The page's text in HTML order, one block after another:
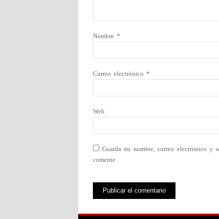
Nombre *
Correo electrónico*
Web
Guarda mi nombre, correo electrónico y
comente.